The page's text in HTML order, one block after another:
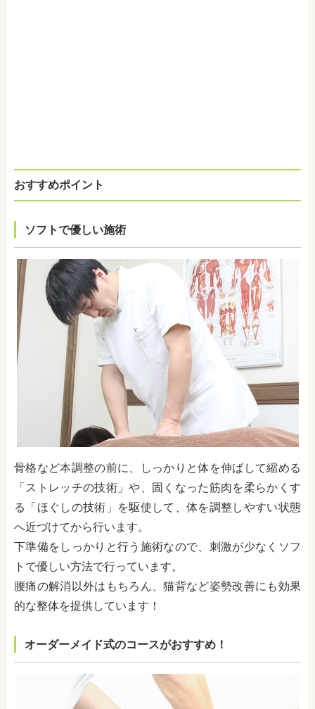
おすすめポイント
ソフトで優しい施術
骨格など本調整の前に、しっかりと体を伸ばして縮める
「ストレッチの技術」や、固くなった筋肉を柔らかくす
る「ほぐしの技術」を駆使して、体を調整しやすい状態
へ近づけてから行います。
下準備をしっかりと行う施術なので、刺激が少なくソフ
トで優しい方法で行っています。
腰痛の解消以外はもちろん、猫背など姿勢改善にも効果
的な整体を提供しています！
オーダーメイド式のコースがおすすめ！